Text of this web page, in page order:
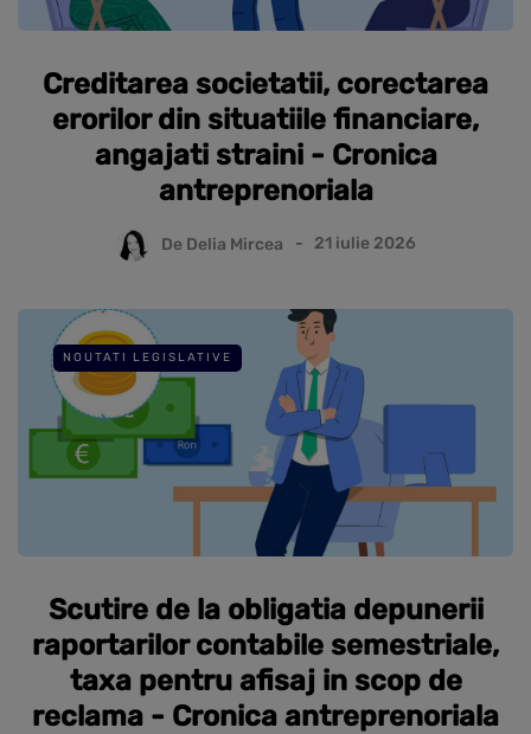
Creditarea societatii, corectarea
erorilor din situatiile financiare,
angajati straini - Cronica
antreprenoriala
De Delia Mircea 21 iulie 2026
NOUTATI LEGISLATIVE
Scutire de la obligatia depunerii
raportarilor contabile semestriale,
taxa pentru afisaj in scop de
reclama - Cronica antreprenoriala